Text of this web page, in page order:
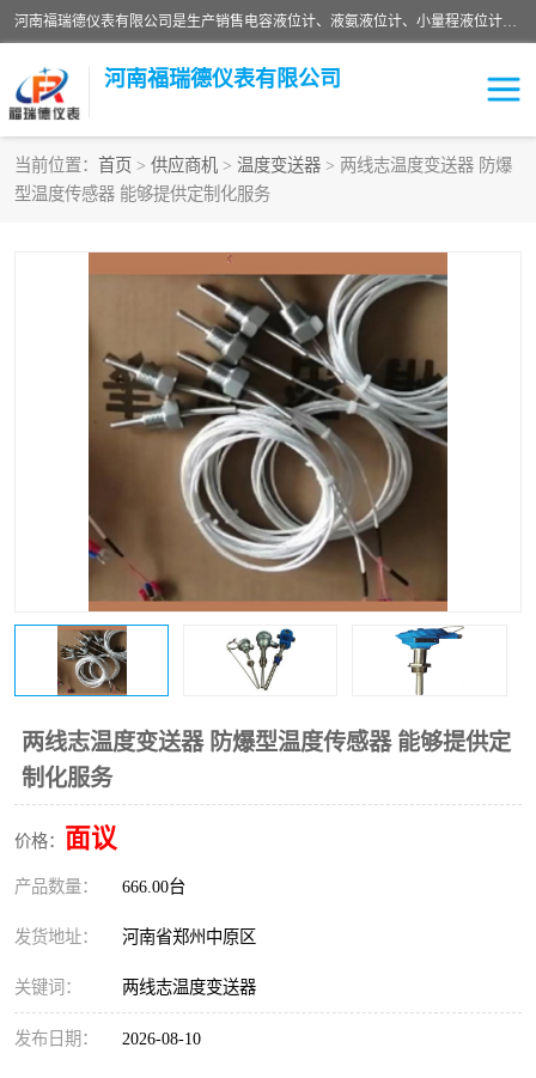
河南福瑞德仪表有限公司是生产销售电容液位计、液氨液位计、小量程液位计定制、智能锅炉水位计、液氮液位计等；并在产品开发、研制的过程中，吸取国内外仪器仪表的技术精华，建立了一支高、精、尖的科研开发队伍，使产品性能不断升级。
河南福瑞德仪表有限公司
当前位置： 首页 > 供应商机 > 温度变送器 > 两线志温度变送器 防爆
型温度传感器 能够提供定制化服务
两线志温度变送器 防爆型温度传感器 能够提供定
制化服务
价格： 面议
产品数量： 666.00台
发货地址： 河南省郑州中原区
关键词： 两线志温度变送器
发布日期： 2026-08-10
液位计
智能仪表 液氮液位计
差压变送器 液位计传感器定制
物位计
测漏仪
温度变送器 锅炉水位计
智能锅炉水位计 电容液位计
流量仪表 加油站液位仪